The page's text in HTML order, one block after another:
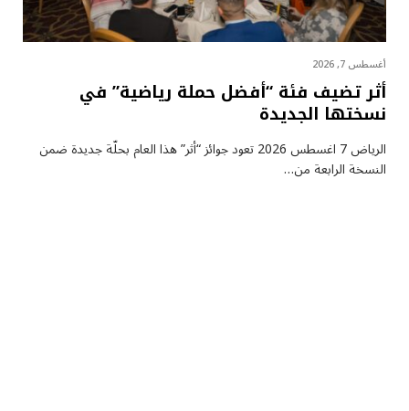
أغسطس 7, 2026
أثر تضيف فئة “أفضل حملة رياضية” في
نسختها الجديدة
الرياض 7 اغسطس 2026 تعود جوائز “أثر” هذا العام بحلّة جديدة ضمن
النسخة الرابعة من…